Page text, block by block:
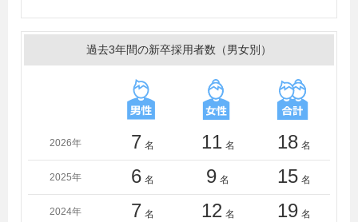
京理科大学、同志社大学、東北大学、徳島大学、富山大
学、新潟大学、日本大学、日本女子大学、一橋大学、広
島大学、防衛大学校、北陸先端科学技術大学院大学、星
薬科大学、北海道大学、三重大学、室蘭工業大学、明治
大学、明星大学、山形大学、横浜国立大学、横浜市立大
＜大学＞
青山学院大学、茨城大学、岩手大学、宇都宮大学、大阪
大学、大阪市立大学、大阪府立大学、岡山大学、学習院
大学、金沢大学、関西大学、関西学院大学、北九州市立
過去3年間の新卒採用者数（男女別）
2026年 7 名 11 名 18 名
2025年 6 名 9 名 15 名
2024年 7 名 12 名 19 名